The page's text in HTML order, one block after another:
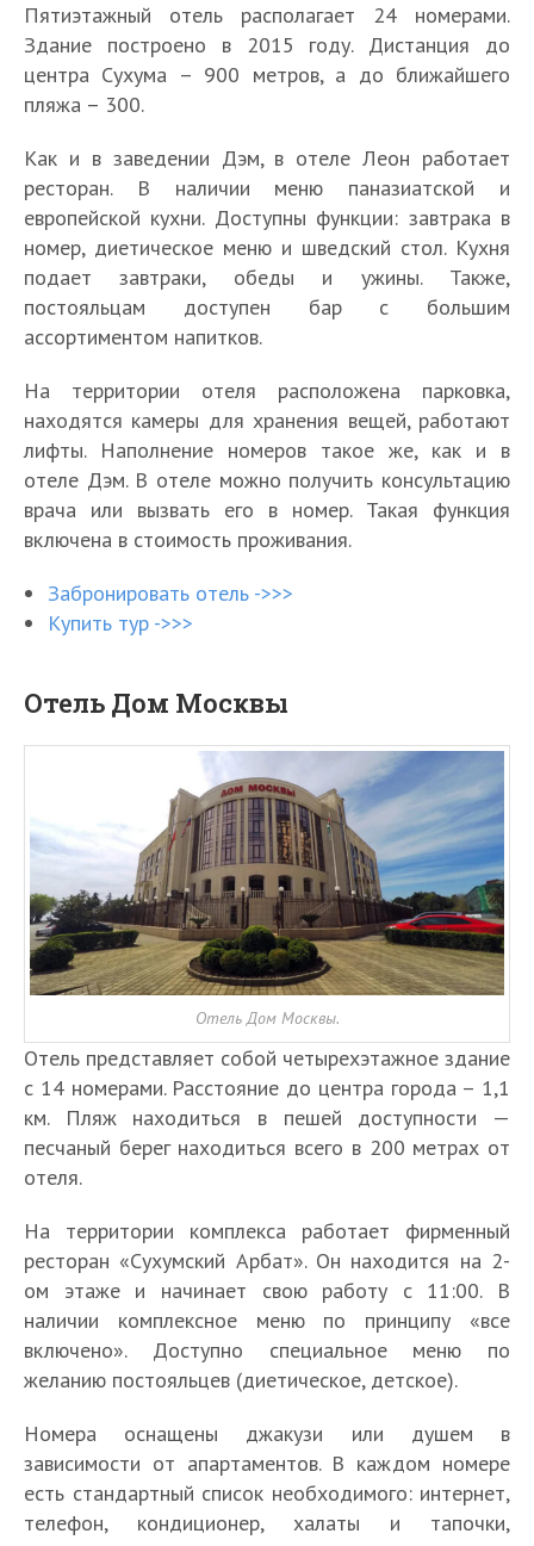
Пятиэтажный отель располагает 24 номерами.
Здание построено в 2015 году. Дистанция до
центра Сухума – 900 метров, а до ближайшего
пляжа – 300.
Как и в заведении Дэм, в отеле Леон работает
ресторан. В наличии меню паназиатской и
европейской кухни. Доступны функции: завтрака в
номер, диетическое меню и шведский стол. Кухня
подает завтраки, обеды и ужины. Также,
постояльцам доступен бар с большим
ассортиментом напитков.
На территории отеля расположена парковка,
находятся камеры для хранения вещей, работают
лифты. Наполнение номеров такое же, как и в
отеле Дэм. В отеле можно получить консультацию
врача или вызвать его в номер. Такая функция
включена в стоимость проживания.
Забронировать отель ->>>
Купить тур ->>>
Отель Дом Москвы
Отель Дом Москвы.
Отель представляет собой четырехэтажное здание
с 14 номерами. Расстояние до центра города – 1,1
км. Пляж находиться в пешей доступности —
песчаный берег находиться всего в 200 метрах от
отеля.
На территории комплекса работает фирменный
ресторан «Сухумский Арбат». Он находится на 2-
ом этаже и начинает свою работу с 11:00. В
наличии комплексное меню по принципу «все
включено». Доступно специальное меню по
желанию постояльцев (диетическое, детское).
Номера оснащены джакузи или душем в
зависимости от апартаментов. В каждом номере
есть стандартный список необходимого: интернет,
телефон, кондиционер, халаты и тапочки,